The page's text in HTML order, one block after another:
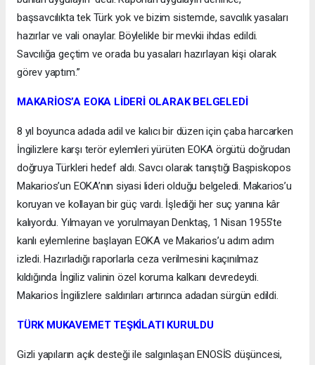
başsavcılıkta tek Türk yok ve bizim sistemde, savcılık yasaları
hazırlar ve vali onaylar. Böylelikle bir mevkii ihdas edildi.
Savcılığa geçtim ve orada bu yasaları hazırlayan kişi olarak
görev yaptım.”
MAKARİOS’A EOKA LİDERİ OLARAK BELGELEDİ
8 yıl boyunca adada adil ve kalıcı bir düzen için çaba harcarken
İngilizlere karşı terör eylemleri yürüten EOKA örgütü doğrudan
doğruya Türkleri hedef aldı. Savcı olarak tanıştığı Başpiskopos
Makarios’un EOKA’nın siyasi lideri olduğu belgeledi. Makarios’u
koruyan ve kollayan bir güç vardı. İşlediği her suç yanına kâr
kalıyordu. Yılmayan ve yorulmayan Denktaş, 1 Nisan 1955’te
kanlı eylemlerine başlayan EOKA ve Makarios’u adım adım
izledi. Hazırladığı raporlarla ceza verilmesini kaçınılmaz
kıldığında İngiliz valinin özel koruma kalkanı devredeydi.
Makarios İngilizlere saldırıları artırınca adadan sürgün edildi.
TÜRK MUKAVEMET TEŞKİLATI KURULDU
Gizli yapıların açık desteği ile salgınlaşan ENOSİS düşüncesi,